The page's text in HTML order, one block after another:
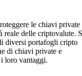
le chiavi private
reale delle criptovalute.
diversi portafogli cripto
di chiavi private e
loro vantaggi.